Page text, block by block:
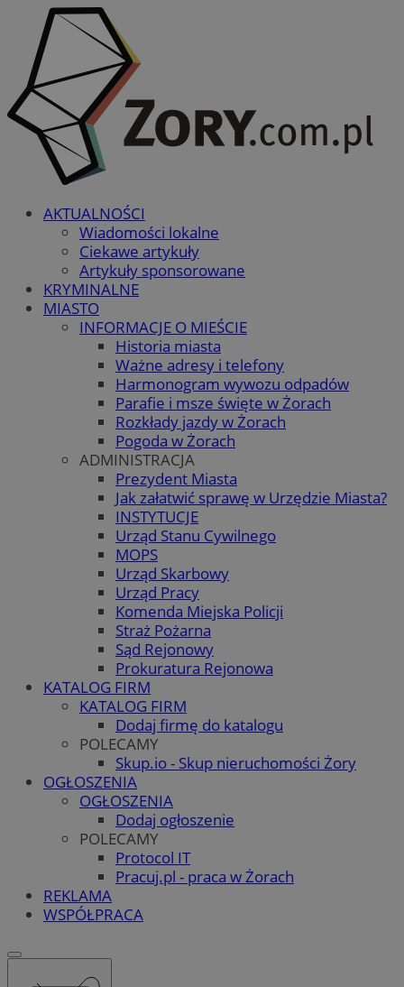
AKTUALNOŚCI
Wiadomości lokalne
Ciekawe artykuły
Artykuły sponsorowane
KRYMINALNE
MIASTO
INFORMACJE O MIEŚCIE
Historia miasta
Ważne adresy i telefony
Harmonogram wywozu odpadów
Parafie i msze święte w Żorach
Rozkłady jazdy w Żorach
Pogoda w Żorach
ADMINISTRACJA
Prezydent Miasta
Jak załatwić sprawę w Urzędzie Miasta?
INSTYTUCJE
Urząd Stanu Cywilnego
MOPS
Urząd Skarbowy
Urząd Pracy
Komenda Miejska Policji
Straż Pożarna
Sąd Rejonowy
Prokuratura Rejonowa
KATALOG FIRM
KATALOG FIRM
Dodaj firmę do katalogu
POLECAMY
Skup.io - Skup nieruchomości Żory
OGŁOSZENIA
OGŁOSZENIA
Dodaj ogłoszenie
POLECAMY
Protocol IT
Pracuj.pl - praca w Żorach
REKLAMA
WSPÓŁPRACA